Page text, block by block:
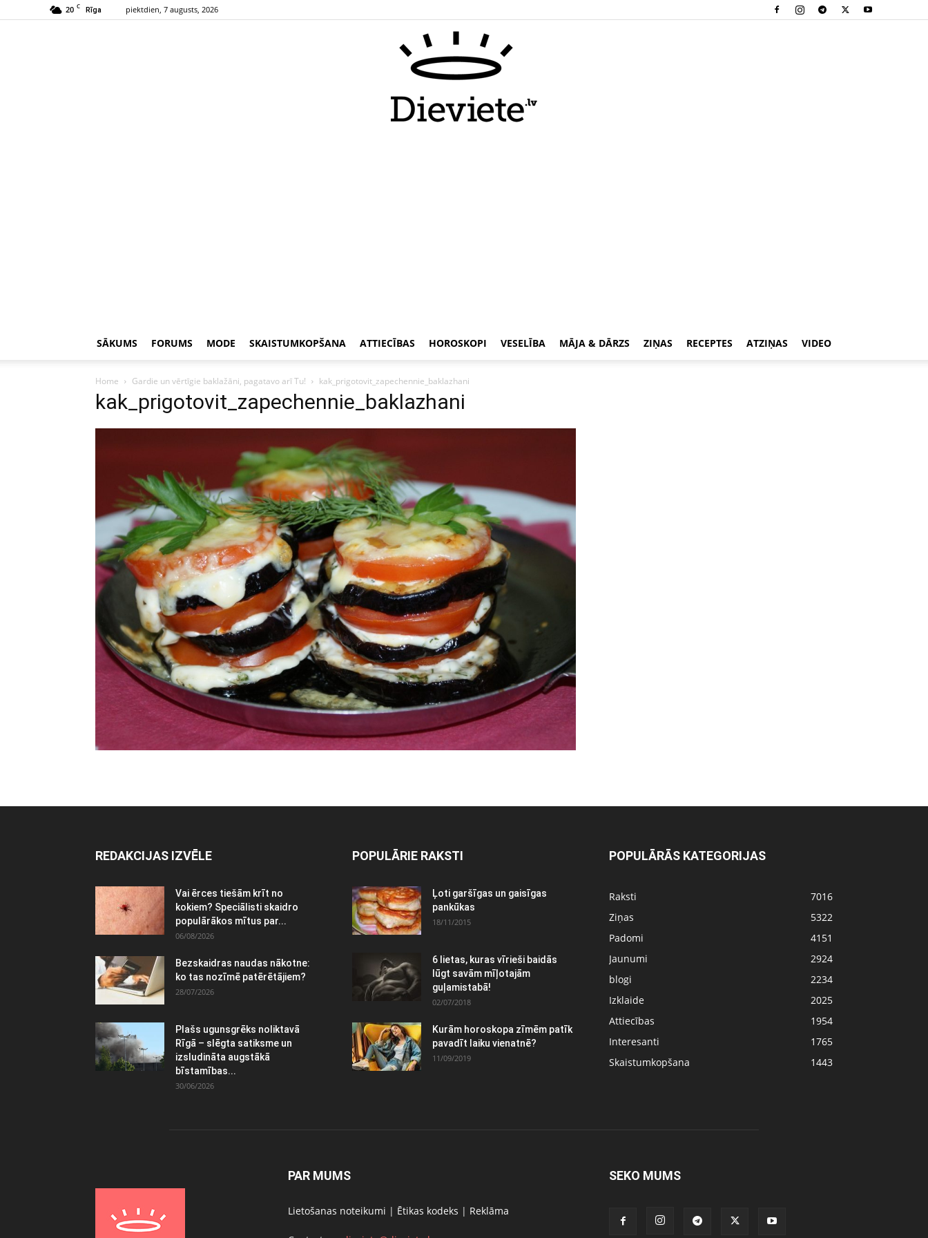
20 C Rīga piektdien, 7 augusts, 2026
SĀKUMS FORUMS MODE SKAISTUMKOPŠANA ATTIECĪBAS HOROSKOPI VESELĪBA MĀJA & DĀRZS ZIŅAS RECEPTES ATZIŅAS VIDEO
Home Gardie un vērtīgie baklažāni, pagatavo arī Tu! kak_prigotovit_zapechennie_baklazhani
kak_prigotovit_zapechennie_baklazhani
REDAKCIJAS IZVĒLE
Vai ērces tiešām krīt no
kokiem? Speciālisti skaidro
populārākos mītus par...
06/08/2026
Bezskaidras naudas nākotne:
ko tas nozīmē patērētājiem?
28/07/2026
Plašs ugunsgrēks noliktavā
Rīgā – slēgta satiksme un
izsludināta augstākā
bīstamības...
30/06/2026
POPULĀRIE RAKSTI
Ļoti garšīgas un gaisīgas
pankūkas
18/11/2015
6 lietas, kuras vīrieši baidās
lūgt savām mīļotajām
guļamistabā!
02/07/2018
Kurām horoskopa zīmēm patīk
pavadīt laiku vienatnē?
11/09/2019
POPULĀRĀS KATEGORIJAS
Raksti
7016
Ziņas
5322
Padomi
4151
Jaunumi
2924
blogi
2234
Izklaide
2025
Attiecības
1954
Interesanti
1765
Skaistumkopšana
1443
PAR MUMS
Lietošanas noteikumi | Ētikas kodeks | Reklāma
SEKO MUMS